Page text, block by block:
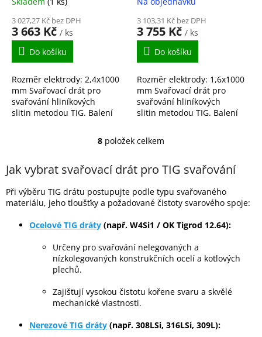
3 027,27 Kč bez DPH
3 663 Kč / ks
Do košíku
Rozměr elektrody: 2,4x1000
mm Svařovací drát pro
svařování hliníkových
slitin metodou TIG. Balení
3 103,31 Kč bez DPH
3 755 Kč / ks
Do košíku
Rozměr elektrody: 1,6x1000
mm Svařovací drát pro
svařování hliníkových
slitin metodou TIG. Balení
O
l
á
d
a
í
r
v
v
ý
i
8 položek celkem
Jak vybrat svařovací drát pro TIG svařování
Při výběru TIG drátu postupujte podle typu svařovaného
materiálu, jeho tloušťky a požadované čistoty svarového spoje:
Ocelové TIG dráty (např. W4Si1 / OK Tigrod 12.64):
Určeny pro svařování nelegovaných a
nízkolegovaných konstrukčních ocelí a kotlových
plechů.
Zajišťují vysokou čistotu kořene svaru a skvělé
mechanické vlastnosti.
Nerezové TIG dráty (např. 308LSi, 316LSi, 309L):